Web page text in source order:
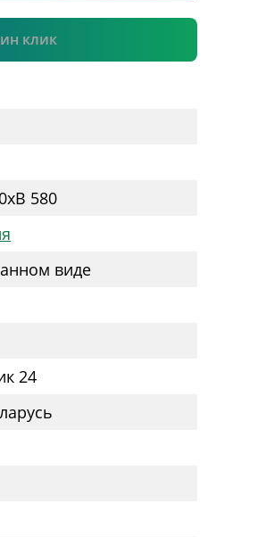
клик
xВ 580
виде
24